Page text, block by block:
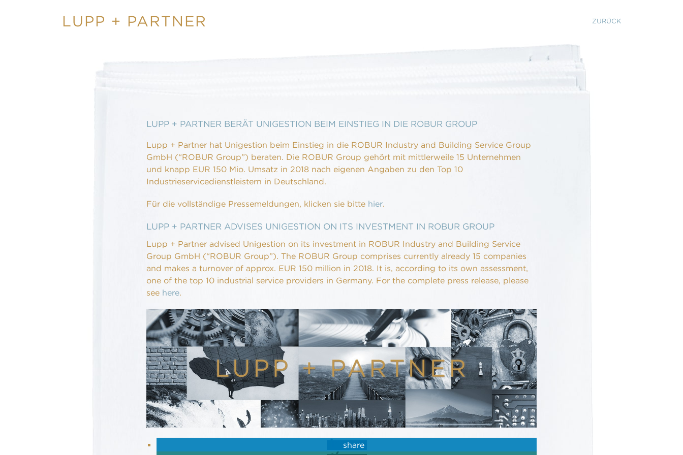
LUPP + PARTNER ZURÜCK
LUPP + PARTNER BERÄT UNIGESTION BEIM EINSTIEG IN DIE ROBUR GROUP
Lupp + Partner hat Unigestion beim Einstieg in die ROBUR Industry and Building Service Group
GmbH (“ROBUR Group”) beraten. Die ROBUR Group gehört mit mittlerweile 15 Unternehmen
und knapp EUR 150 Mio. Umsatz in 2018 nach eigenen Angaben zu den Top 10
Industrieservicedienstleistern in Deutschland.
Für die vollständige Pressemeldungen, klicken sie bitte hier.
LUPP + PARTNER ADVISES UNIGESTION ON ITS INVESTMENT IN ROBUR GROUP
Lupp + Partner advised Unigestion on its investment in ROBUR Industry and Building Service
Group GmbH (“ROBUR Group”). The ROBUR Group comprises currently already 15 companies
and makes a turnover of approx. EUR 150 million in 2018. It is, according to its own assessment,
one of the top 10 industrial service providers in Germany. For the complete press release, please
see here.
share